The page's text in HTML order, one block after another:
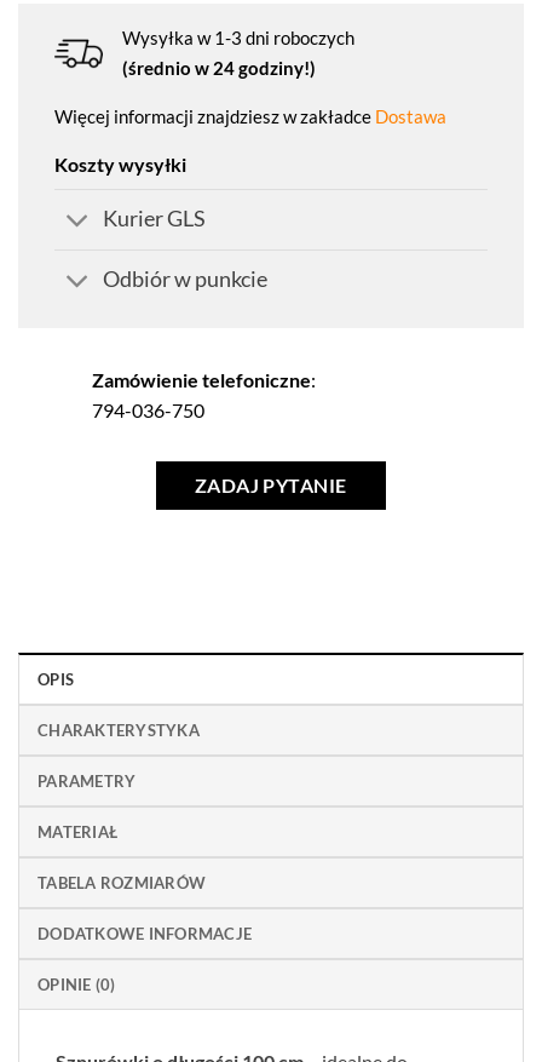
Wysyłka w 1-3 dni roboczych
(średnio w 24 godziny!)
Więcej informacji znajdziesz w zakładce Dostawa
Koszty wysyłki
Kurier GLS
Odbiór w punkcie
Zamówienie telefoniczne:
794-036-750
ZADAJ PYTANIE
OPIS
CHARAKTERYSTYKA
PARAMETRY
MATERIAŁ
TABELA ROZMIARÓW
DODATKOWE INFORMACJE
OPINIE (0)